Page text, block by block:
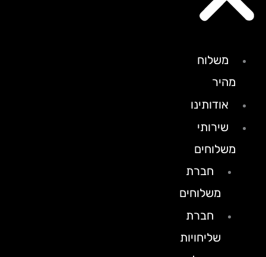
משלוח
מהיר
אודותינו
שירותי
משלוחים
חברת
משלוחים
חברת
שליחויות